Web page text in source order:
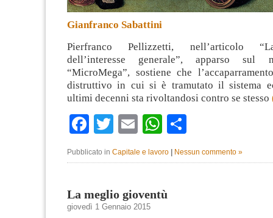
Gianfranco Sabattini
Pierfranco Pellizzetti, nell’articolo
dell’interesse generale”, apparso
“MicroMega”, sostiene che
distruttivo in cui si è tramutato il sistema
ultimi decenni sta rivoltandosi contro se stesso
Facebook
TwitterEmailWhatsApp
Pubblicato in Capitale e lavoro Nessun commento »
La meglio gioventù
giovedì 1 Gennaio 2015